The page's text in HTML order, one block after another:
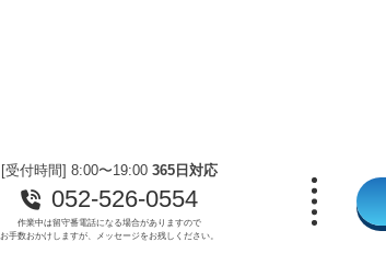
[受付時間] 8:00〜19:00 365日対応
052-526-0554
作業中は留守番電話になる場合がありますので
お手数おかけしますが、メッセージをお残しください。